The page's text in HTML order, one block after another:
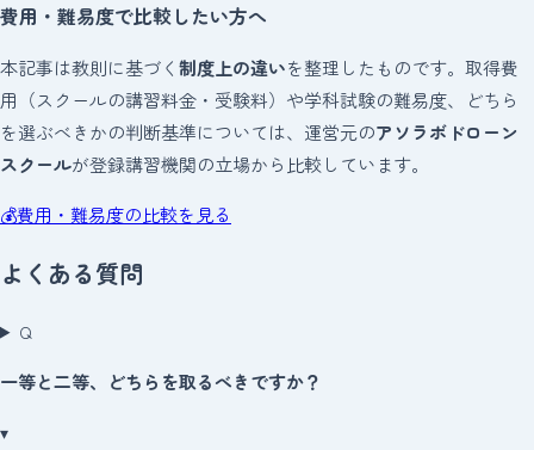
費用・難易度で比較したい方へ
本記事は教則に基づく 制度上の違いを整理したものです。取得費
用（スクールの講習料金・受験料）や学科試験の難易度、どちら
を選ぶべきかの判断基準については、運営元のアソラボドローン
スクールが登録講習機関の立場から比較しています。
💰費用・難易度の比較を見る
よくある質問
Q
一等と二等、どちらを取るべきですか？
▾